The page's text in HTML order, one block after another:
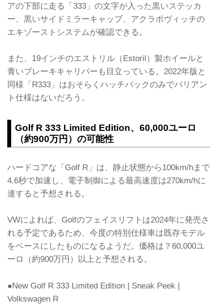
アの下部に走る「333」の文字が入った黒いステッカ
ー、黒いサイドミラーキャップ、アクラポヴィッチの
エキゾーストシステムが確認できる。
また、19インチのエストリル（Estoril）製ホイールと
青いブレーキキャリパーも目立っている。2022年版と
同様「R333」はおそらくハッチバックのみでバリアン
ト仕様はないだろう。
Golf R 333 Limited Edition、60,000ユーロ
（約900万円）の可能性
ハードコアな「Golf R」は、静止状態から100km/hまで
4.6秒で加速し、電子制御による最高速度は270km/hに
達すると予想される。
VWによれば、Golfのフェイスリフトは2024年に発売さ
れる予定であるため、今度の特別仕様車は既存モデル
をベースにしたものになるようだ。価格は？60,000ユ
ーロ（約900万円）以上と予想される。
●New Golf R 333 Limited Edition | Sneak Peek |
Volkswagen R